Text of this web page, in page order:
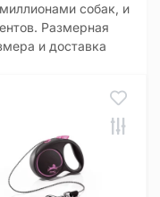
собак, и
Размерная
и доставка